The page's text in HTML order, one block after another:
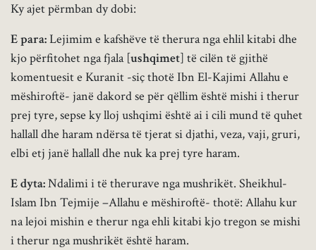
Ky ajet përmban dy dobi:
E para:Lejimim e kafshëve të therura nga ehlil kitabi dhe
kjo përfitohet nga fjala [ushqimet] të cilën të gjithë
komentuesit e Kuranit -siç thotë Ibn El-Kajimi Allahu e
mëshiroftë- janë dakord se për qëllim është mishi i therur
prej tyre, sepse ky lloj ushqimi është ai i cili mund të quhet
hallall dhe haram ndërsa të tjerat si djathi, veza, vaji, gruri,
elbi etj janë hallall dhe nuk ka prej tyre haram.
E dyta:Ndalimi i të therurave nga mushrikët. Sheikhul-
Islam Ibn Tejmije –Allahu e mëshiroftë- thotë: Allahu kur
na lejoi mishin e therur nga ehli kitabi kjo tregon se mishi
i therur nga mushrikët është haram.